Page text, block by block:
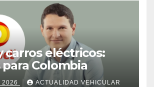
carros eléctricos:
Colombia
2026 ACTUALIDAD VEHICULAR